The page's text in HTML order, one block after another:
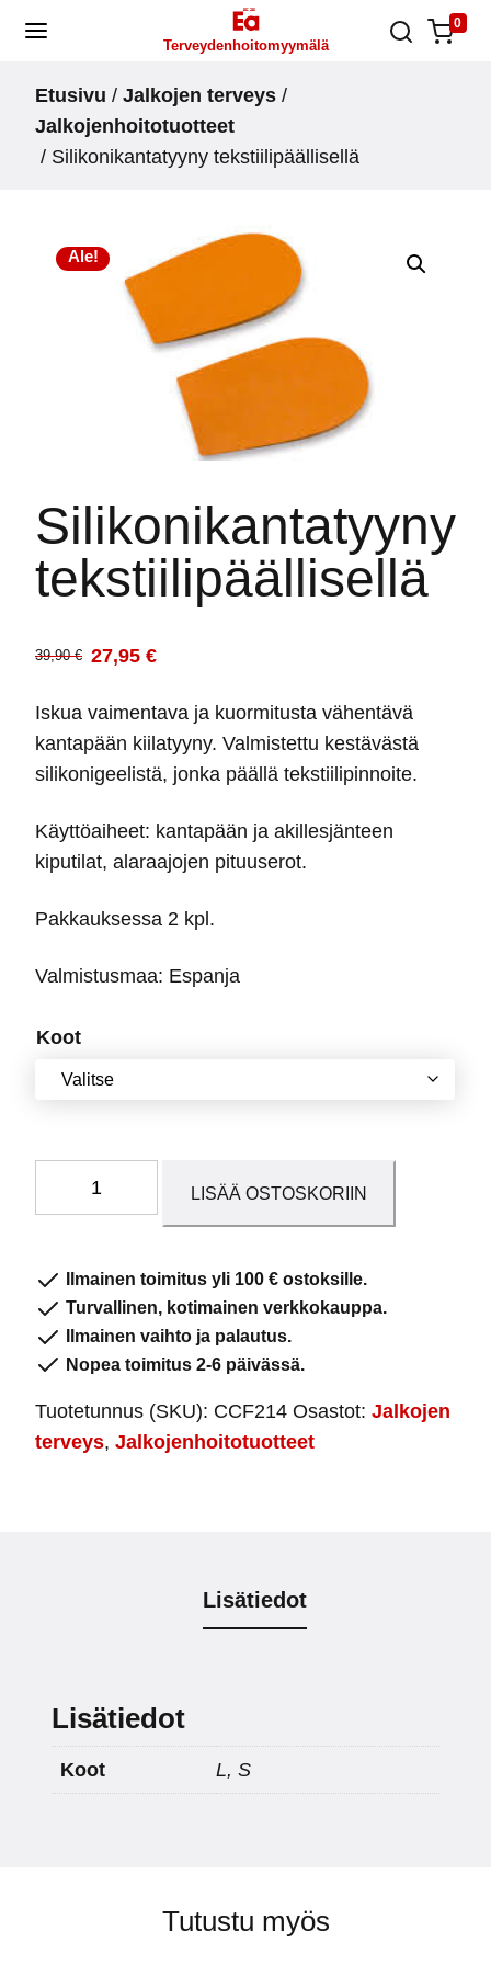
Skip
Terveydenhoitomyymälä
0
Etusivu / Jalkojen terveys /
Jalkojenhoitotuotteet
/ Silikonikantatyyny tekstiilipäällisellä
Ale!
Silikonikantatyyny
tekstiilipäällisellä
39,90€
Alkuperäinen
hinta
oli:
39,90 €.
27,95 €
Nykyinen
hinta
on:
27,95 €.
Iskua vaimentava ja kuormitusta vähentävä
kantapään kiilatyyny. Valmistettu kestävästä
silikonigeelistä, jonka päällä tekstiilipinnoite.
Käyttöaiheet: kantapään ja akillesjänteen
kiputilat, alaraajojen pituuserot.
Pakkauksessa 2 kpl.
Valmistusmaa: Espanja
Koot
LISÄÄ OSTOSKORIIN
Ilmainen toimitus yli 100 € ostoksille.
Turvallinen, kotimainen verkkokauppa.
Ilmainen vaihto ja palautus.
Nopea toimitus 2-6 päivässä.
Tuotetunnus (SKU): CCF214 Osastot: Jalkojen
terveys, Jalkojenhoitotuotteet
Lisätiedot
Lisätiedot
Koot L, S
Tutustu myös